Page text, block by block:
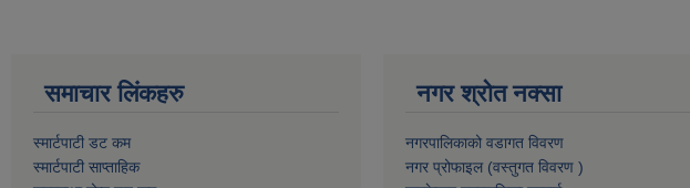
समाचार लिंकहरु
स्मार्टपाटी डट कम
स्मार्टपाटी साप्ताहिक
नगर श्रोत नक्सा
नगरपालिकाको वडागत विवरण
नगर प्रोफाइल (वस्तुगत विवरण )